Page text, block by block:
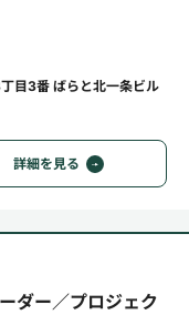
目3番 ばらと北一条ビル
詳細を見る
ダー／プロジェク